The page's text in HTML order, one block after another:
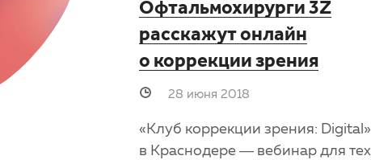
Офтальмохирурги 3Z
расскажут онлайн
о коррекции зрения
28 июня 2018
«Клуб коррекции зрения: Digital»
в Краснодере — вебинар для тех,